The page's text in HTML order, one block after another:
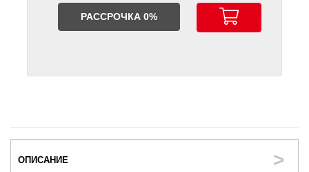
РАССРОЧКА 0%
ОПИСАНИЕ